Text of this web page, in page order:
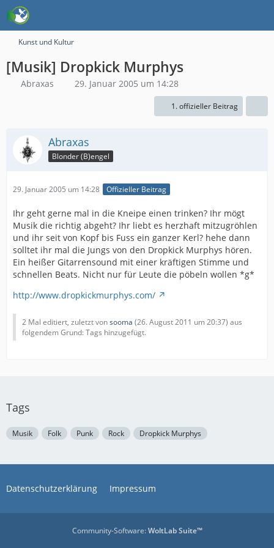
Kunst und Kultur
[Musik] Dropkick Murphys
Abraxas 29. Januar 2005 um 14:28
1. offizieller Beitrag
Abraxas
Blonder (B)engel
29. Januar 2005 um 14:28 Offizieller Beitrag
Ihr geht gerne mal in die Kneipe einen trinken? Ihr mögt
Musik die richtig abgeht? Ihr liebt es herzhaft mitzugröhlen
und ihr seit von Kopf bis Fuss ein ganzer Kerl? hehe dann
solltet ihr mal die Jungs von den Dropkick Murphys hören.
Ein heißer Gitarrensound mit einer kräftigen Stimme und
schnellen Beats. Nicht nur für Leute die pöbeln wollen *g*
http://www.dropkickmurphys.com/
2 Mal editiert, zuletzt vonsooma (26. August 2011 um 20:37) aus
folgendem Grund: Tags hinzugefügt.
Tags
Musik Folk Punk Rock Dropkick Murphys
Datenschutzerklärung Impressum
Community-Software:WoltLab Suite™